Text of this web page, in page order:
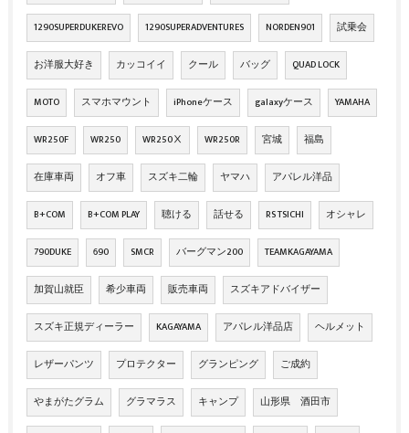
1290SUPERDUKEREVO 1290SUPERADVENTURES NORDEN901 試乗会
お洋服大好き カッコイイ クール バッグ QUAD LOCK
MOTO スマホマウント iPhoneケース galaxyケース YAMAHA
WR250F WR250 WR250Ⅹ WR250R 宮城 福島
在庫車両 オフ車 スズキ二輪 ヤマハ アパレル洋品
B+COM B+COM PLAY 聴ける 話せる RS TSICHI オシャレ
790DUKE 690 SMCR バーグマン200 TEAMKAGAYAMA
加賀山就臣 希少車両 販売車両 スズキアドバイザー
スズキ正規ディーラー KAGAYAMA アパレル洋品店 ヘルメット
レザーパンツ プロテクター グランピング ご成約
やまがたグラム グラマラス キャンプ 山形県 酒田市